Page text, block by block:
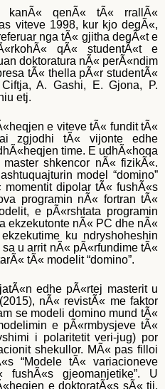
eroe alberi e non vanno
nella stagione (fino al
kanÃ« qenÃ« tÃ« rrallÃ«
viteve 1998, kur kjo degÃ«,
nga tÃ« gjitha degÃ«t e
qÃ« studentÃ«t e
doktoratura nÃ« perÃ«ndim
tÃ« thella pÃ«r studentÃ«
A. Gashi, E. Gjona, P.
etj.
e viteve tÃ« fundit tÃ«
zgjodhi tÃ« vijonte edhe
time. E udhÃ«hoqa
shkencor nÃ« fizikÃ«.
model “domino”
dipolar tÃ« fushÃ«s
programin nÃ« fortran tÃ«
e pÃ«rshtata programin
ekzekutonte nÃ« PC dhe nÃ«
ku ndryshoheshin
u arrit nÃ« pÃ«rfundime tÃ«
tÃ« modelit “domino”.
edhe pÃ«rtej masterit u
nÃ« revistÃ« me faktor
se modeli domino mund tÃ«
e pÃ«rmbysjeve tÃ«
i polaritetit veri-jug) por
shekullor. MÃ« pas filloi
“Modele tÃ« variacioneve
gjeomanjetike”. U
e doktoratÃ«s sÃ« tij,